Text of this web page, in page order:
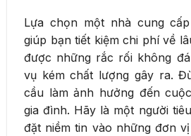
Lựa chọn một nhà cung
giúp bạn tiết kiệm chi phí về
được những rắc rối không
vụ kém chất lượng gây ra.
cầu làm ảnh hưởng đến
gia đình. Hãy là một người
đặt niềm tin vào những đơn